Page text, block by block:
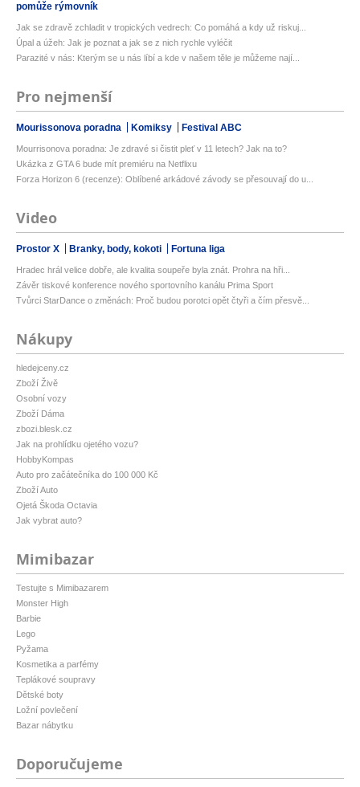
pomůže rýmovník
Jak se zdravě zchladit v tropických vedrech: Co pomáhá a kdy už riskuj...
Úpal a úžeh: Jak je poznat a jak se z nich rychle vyléčit
Parazité v nás: Kterým se u nás líbí a kde v našem těle je můžeme nají...
Pro nejmenší
Mourissonova poradna Komiksy Festival ABC
Mourrisonova poradna: Je zdravé si čistit pleť v 11 letech? Jak na to?
Ukázka z GTA 6 bude mít premiéru na Netflixu
Forza Horizon 6 (recenze): Oblíbené arkádové závody se přesouvají do u...
Video
Prostor X Branky, body, kokoti Fortuna liga
Hradec hrál velice dobře, ale kvalita soupeře byla znát. Prohra na hři...
Závěr tiskové konference nového sportovního kanálu Prima Sport
Tvůrci StarDance o změnách: Proč budou porotci opět čtyři a čím přesvě...
Nákupy
hledejceny.cz
Zboží Živě
Osobní vozy
Zboží Dáma
zbozi.blesk.cz
Jak na prohlídku ojetého vozu?
HobbyKompas
Auto pro začátečníka do 100 000 Kč
Zboží Auto
Ojetá Škoda Octavia
Jak vybrat auto?
Mimibazar
Testujte s Mimibazarem
Monster High
Barbie
Lego
Pyžama
Kosmetika a parfémy
Teplákové soupravy
Dětské boty
Ložní povlečení
Bazar nábytku
Doporučujeme